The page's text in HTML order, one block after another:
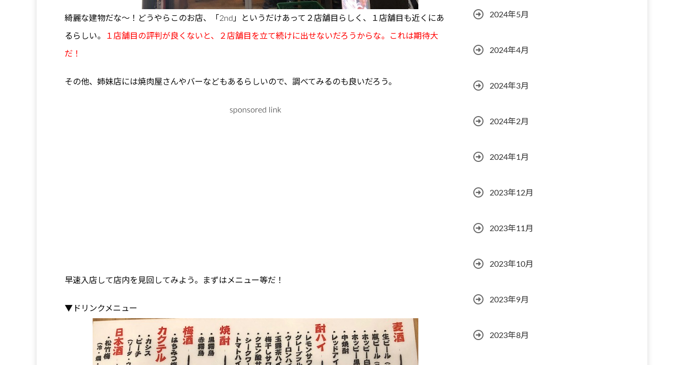
綺麗な建物だな～！どうやらこのお店、「2nd」というだけあって２店舗目らしく、１店舗目も近くにあ
るらしい。 １店舗目の評判が良くないと、２店舗目を立て続けに出せないだろうからな。これは期待大
だ！
その他、姉妹店には焼肉屋さんやバーなどもあるらしいので、調べてみるのも良いだろう。
sponsored link
早速入店して店内を見回してみよう。まずはメニュー等だ！
▼ドリンクメニュー
2024年5月
2024年4月
2024年3月
2024年2月
2024年1月
2023年12月
2023年11月
2023年10月
2023年9月
2023年8月